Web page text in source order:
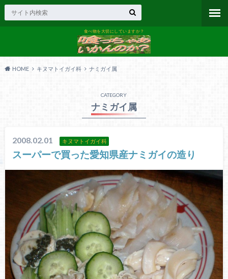
食べ物を大切にしていますか？
HOME キヌマトイガイ科 ナミガイ属
CATEGORY
ナミガイ属
2008.02.01 キヌマトイガイ科
スーパーで買った愛知県産ナミガイの造り